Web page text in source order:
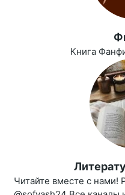
Книга
Читайте вместе с нами!